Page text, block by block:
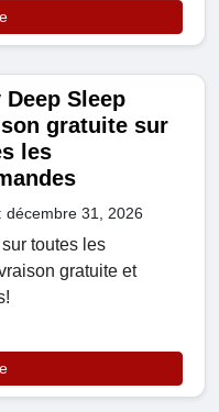
Deep Sleep
gratuite sur
les
décembre 31, 2026
toutes les
gratuite et